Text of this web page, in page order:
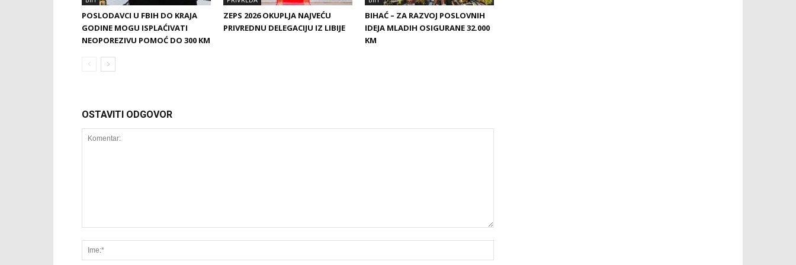
POSLODAVCI U FBIH DO KRAJA
GODINE MOGU ISPLAĆIVATI
NEOPOREZIVU POMOĆ DO 300 KM
ZEPS 2026 OKUPLJA NAJVEĆU
PRIVREDNU DELEGACIJU IZ LIBIJE
BIHAĆ – ZA RAZVOJ POSLOVNIH
IDEJA MLADIH OSIGURANE 32.000
KM
OSTAVITI ODGOVOR